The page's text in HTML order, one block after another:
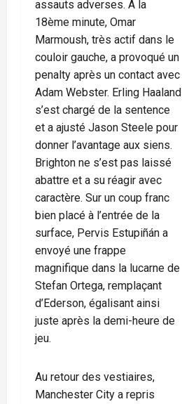
assauts adverses. À la
18ème minute, Omar
Marmoush, très actif dans le
couloir gauche, a provoqué un
penalty après un contact avec
Adam Webster. Erling Haaland
s’est chargé de la sentence
et a ajusté Jason Steele pour
donner l’avantage aux siens.
Brighton ne s’est pas laissé
abattre et a su réagir avec
caractère. Sur un coup franc
bien placé à l’entrée de la
surface, Pervis Estupiñán a
envoyé une frappe
magnifique dans la lucarne de
Stefan Ortega, remplaçant
d’Ederson, égalisant ainsi
juste après la demi-heure de
jeu.
Au retour des vestiaires,
Manchester City a repris